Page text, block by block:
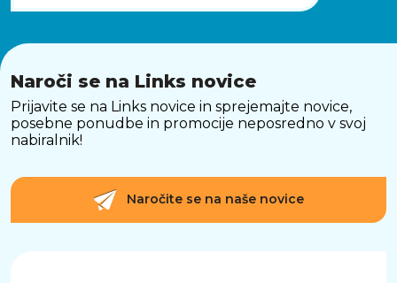
Naroči se na Links novice
Prijavite se na Links novice in sprejemajte novice,
posebne ponudbe in promocije neposredno v svoj
nabiralnik!
Naročite se na naše novice